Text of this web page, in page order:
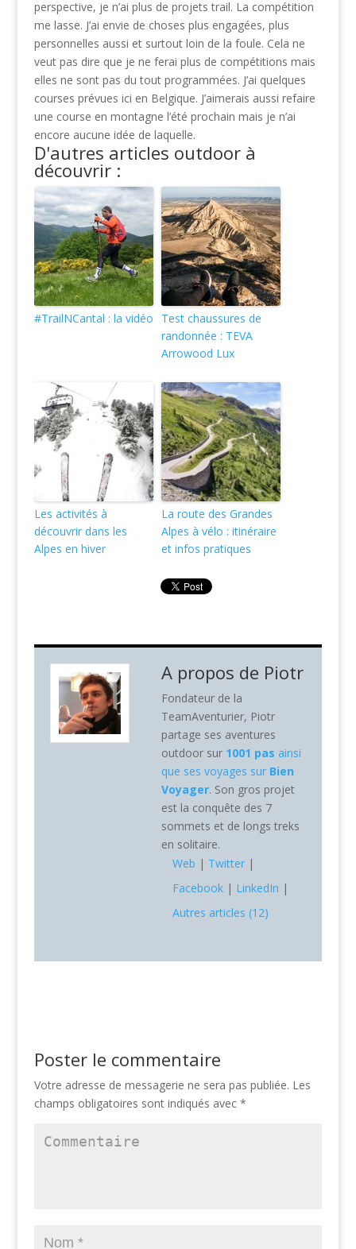
perspective, je n’ai plus de projets trail. La compétition
me lasse. J’ai envie de choses plus engagées, plus
personnelles aussi et surtout loin de la foule. Cela ne
veut pas dire que je ne ferai plus de compétitions mais
elles ne sont pas du tout programmées. J’ai quelques
courses prévues ici en Belgique. J’aimerais aussi refaire
une course en montagne l’été prochain mais je n’ai
encore aucune idée de laquelle.
D'autres articles outdoor à
découvrir :
#TrailNCantal : la vidéo
Test chaussures de
randonnée : TEVA
Arrowood Lux
Les activités à
découvrir dans les
Alpes en hiver
La route des Grandes
Alpes à vélo : itinéraire
et infos pratiques
A propos de Piotr
Fondateur de la
TeamAventurier, Piotr
partage ses aventures
outdoor sur 1001 pas ainsi
que ses voyages sur Bien
Voyager. Son gros projet
est la conquête des 7
sommets et de longs treks
en solitaire.
Web | Twitter|
Facebook| LinkedIn |
Autres articles (12)
Poster le commentaire
Votre adresse de messagerie ne sera pas publiée. Les
champs obligatoires sont indiqués avec *